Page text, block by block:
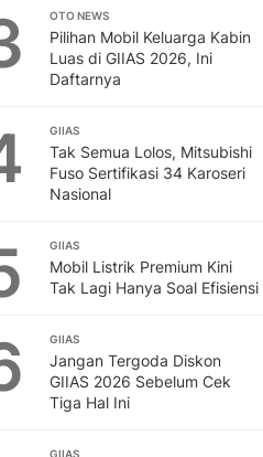
OTO NEWS
Pilihan Mobil Keluarga Kabin
Luas di GIIAS 2026, Ini
Daftarnya
GIIAS
Tak Semua Lolos, Mitsubishi
Fuso Sertifikasi 34 Karoseri
Nasional
GIIAS
Mobil Listrik Premium Kini
Tak Lagi Hanya Soal Efisiensi
GIIAS
Jangan Tergoda Diskon
GIIAS 2026 Sebelum Cek
Tiga Hal Ini
GIIAS